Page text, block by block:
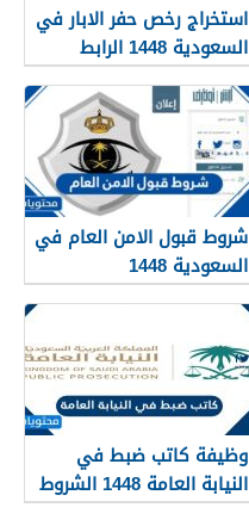
استخراج رخص حفر الابار في
السعودية 1448 الرابط
والشروط بالتفصيل
شروط قبول الامن العام في
السعودية 1448
وظيفة كاتب ضبط في
النيابة العامة 1448 الشروط
وطريقة التقديم